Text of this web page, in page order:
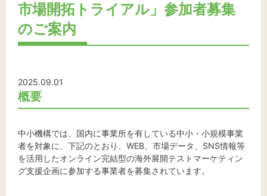
事業者・創業者の方へ
文字サイズ
標準 拡大
市場開拓トライアル」参加者募集
のご案内
2025.09.01
概要
中小機構では、国内に事業所を有している中⼩・小規模事業
者を対象に、下記のとおり、WEB、市場データ、SNS情報等
を活用したオンライン完結型の海外展開テストマーケティン
グ支援企画に参加する事業者を募集されています。